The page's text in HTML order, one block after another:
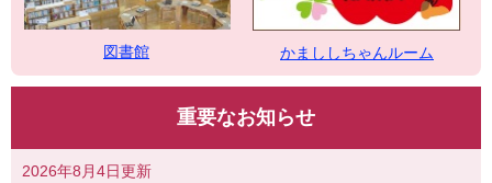
図書館 かまししちゃんルーム
重要なお知らせ
2026年8月4日更新